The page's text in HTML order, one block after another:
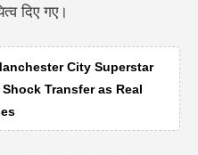
दिए गए।
City Superstar
Transfer as Real